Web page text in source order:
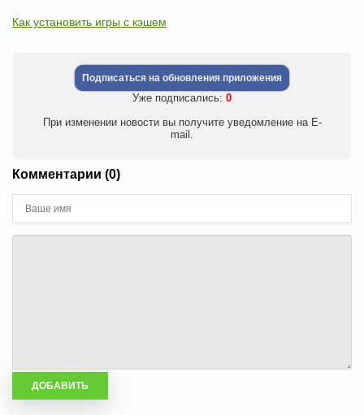
Как установить игры с кэшем
Подписаться на обновления приложения
Уже подписались: 0
При изменении новости вы получите уведомление на E-
mail.
Комментарии (0)